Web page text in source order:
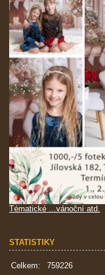
Tématické ...vánoční atd.
STATISTIKY
Celkem: 759226